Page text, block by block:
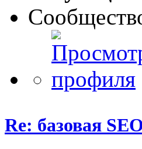
Re: базовая